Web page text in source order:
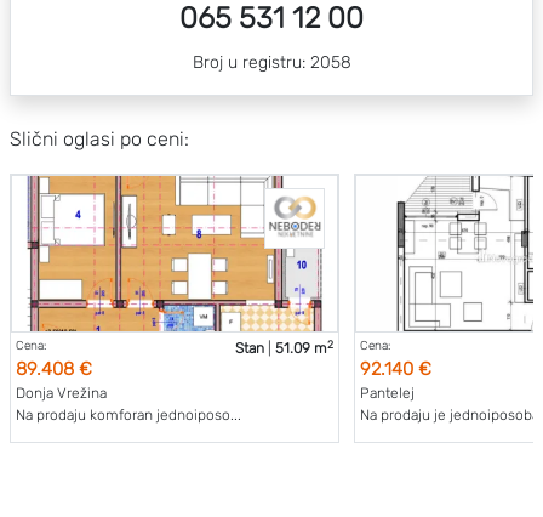
065 531 12 00
Broj u registru: 2058
Slični oglasi po ceni:
Cena:
89.408 €
Stan 51.09 m2
Donja Vrežina
Na prodaju komforan jednoiposo...
Cena:
92.140 €
Pantelej
Na prodaju je